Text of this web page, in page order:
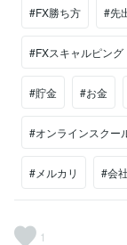
#FX勝ち方 #先
#FXスキャルピング
#貯金 #お金
#オンラインスクー
#メルカリ #会
1